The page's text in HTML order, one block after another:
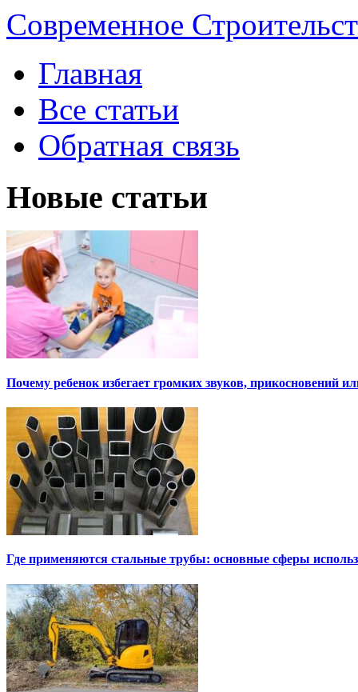
Современное
Главная
Все статьи
Обратная связь
Новые статьи
Почему ребенок избегает громких звуков, прикосновений
Где применяются стальные трубы: основные сферы